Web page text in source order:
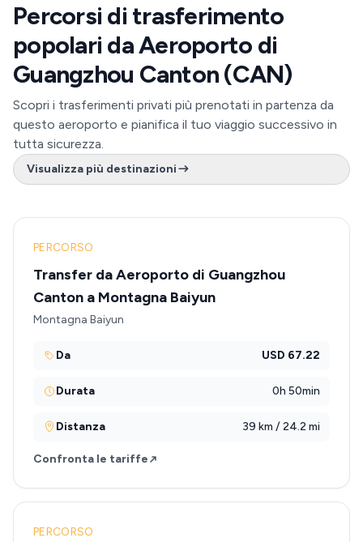
Percorsi di trasferimento
popolari da Aeroporto di
Guangzhou Canton (CAN)
Scopri i trasferimenti privati più prenotati in partenza da
questo aeroporto e pianifica il tuo viaggio successivo in
tutta sicurezza.
Visualizza più destinazioni
PERCORSO
Transfer da Aeroporto di Guangzhou
Canton a Montagna Baiyun
Montagna Baiyun
Da USD 67.22
Durata 0h 50min
Distanza 39 km / 24.2 mi
Confronta le tariffe
PERCORSO